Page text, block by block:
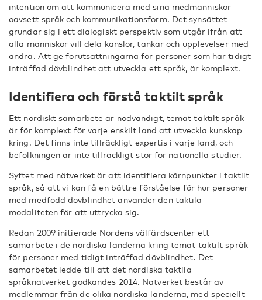
intention om att kommunicera med sina medmänniskor
oavsett språk och kommunikationsform. Det synsättet
grundar sig i ett dialogiskt perspektiv som utgår ifrån att
alla människor vill dela känslor, tankar och upplevelser med
andra. Att ge förutsättningarna för personer som har tidigt
inträffad dövblindhet att utveckla ett språk, är komplext.
Identifiera och förstå taktilt språk
Ett nordiskt samarbete är nödvändigt, temat taktilt språk
är för komplext för varje enskilt land att utveckla kunskap
kring. Det finns inte tillräckligt expertis i varje land, och
befolkningen är inte tillräckligt stor för nationella studier.
Syftet med nätverket är att identifiera kärnpunkter i taktilt
språk, så att vi kan få en bättre förståelse för hur personer
med medfödd dövblindhet använder den taktila
modaliteten för att uttrycka sig.
Redan 2009 initierade Nordens välfärdscenter ett
samarbete i de nordiska länderna kring temat taktilt språk
för personer med tidigt inträffad dövblindhet. Det
samarbetet ledde till att det nordiska taktila
språknätverket godkändes 2014. Nätverket består av
medlemmar från de olika nordiska länderna, med speciellt